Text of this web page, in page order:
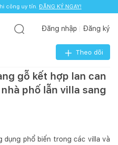
công uy tín. ĐĂNG KÝ NGAY!
Đăng nhập Đăng ký
Theo dõi
gỗ kết hợp lan can
phố lẫn villa sang
phổ biến trong các villa và